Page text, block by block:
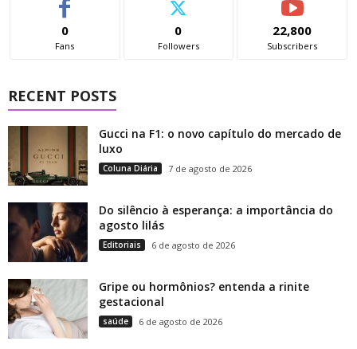
0
Fans
0
Followers
22,800
Subscribers
RECENT POSTS
Gucci na F1: o novo capítulo do mercado de
luxo
Coluna Diária 7 de agosto de 2026
Do silêncio à esperança: a importância do
agosto lilás
Editoriais 6 de agosto de 2026
Gripe ou hormônios? entenda a rinite
gestacional
saúde 6 de agosto de 2026